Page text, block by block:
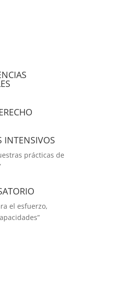
INTENSIVOS
prácticas de
el esfuerzo,